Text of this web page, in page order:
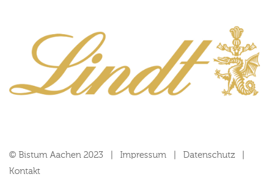
© Bistum Aachen 2023 Impressum
Datenschutz
Kontakt